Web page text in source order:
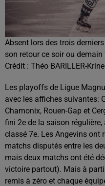
Absent lors des trois
son retour ce soir ou demain
Crédit : Théo BARILLER-
Les playoffs de Ligue
avec les affiches suivantes:
Chamonix, Rouen-Gap et
fini 2e de la saison
classé 7e. Les Angevins ont
matchs disputés entre les
mais deux matchs ont été
victoire partout). Mais à
remis à zéro et chaque